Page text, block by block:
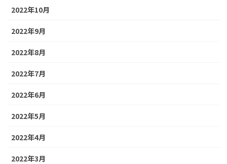
2022年10月
2022年9月
2022年8月
2022年7月
2022年6月
2022年5月
2022年4月
2022年3月